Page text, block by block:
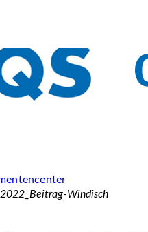
Windisch